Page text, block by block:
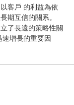
客戶 的利益為依
期互信的關系。
了長遠的策略性關
增長的重要因